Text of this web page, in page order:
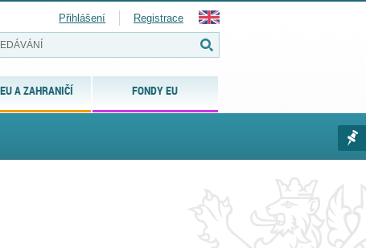
EU A ZAHRANIČÍ FONDY EU
Přihlášení Registrace